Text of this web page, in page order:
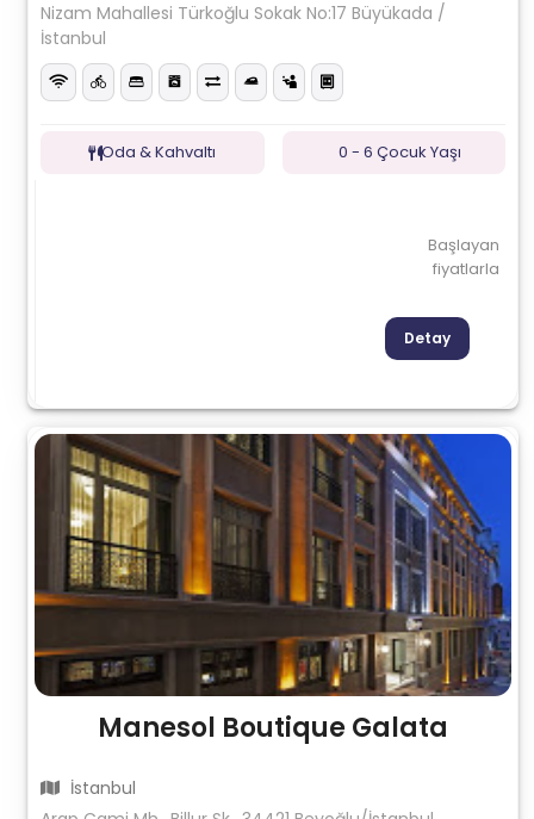
Nizam Mahallesi Türkoğlu Sokak No:17 Büyükada /
İstanbul
Oda & Kahvaltı 0 - 6 Çocuk Yaşı
Başlayan
fiyatlarla
Detay
Manesol Boutique Galata
İstanbul